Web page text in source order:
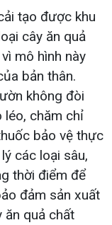
tạo được khu
cây ăn quả
mô hình này
bản thân.
không đòi
léo, chăm chỉ
bảo vệ thực
các loại sâu,
thời điểm để
đảm sản xuất
ăn quả chất